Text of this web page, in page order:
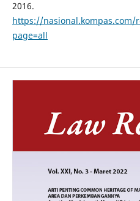
2016.
https://nasional.kompas.com/
page=all